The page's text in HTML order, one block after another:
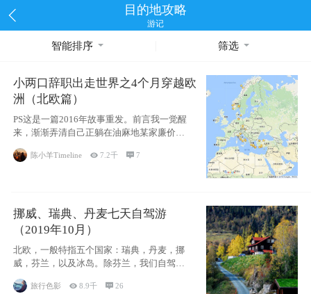
目的地攻略
游记
智能排序 筛选
小两口辞职出走世界之4个月穿越欧
洲（北欧篇）
PS这是一篇2016年故事重发。前言我一觉醒
来，渐渐弄清自己正躺在油麻地某家廉价宾
馆
陈小羊Timeline 7.2千 7
挪威、瑞典、丹麦七天自驾游
（2019年10月）
北欧，一般特指五个国家：瑞典，丹麦，挪
威，芬兰，以及冰岛。除芬兰，我们自驾游
旅行色影 8.9千 26